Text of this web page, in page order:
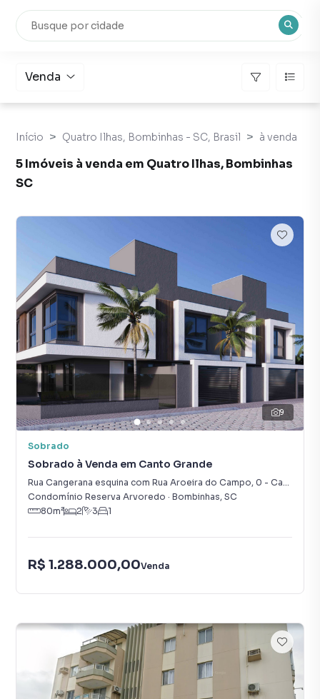
Venda
Início Quatro Ilhas, Bombinhas - SC, Brasil à venda
5 Imóveis à venda em Quatro Ilhas, Bombinhas
SC
9
Sobrado
Sobrado à Venda em Canto Grande
Rua Cangerana esquina com Rua Aroeira do Campo, 0 - Canto Grande
Condomínio Reserva Arvoredo · Bombinhas, SC
80m² 2 3 1
R$ 1.288.000,00Venda